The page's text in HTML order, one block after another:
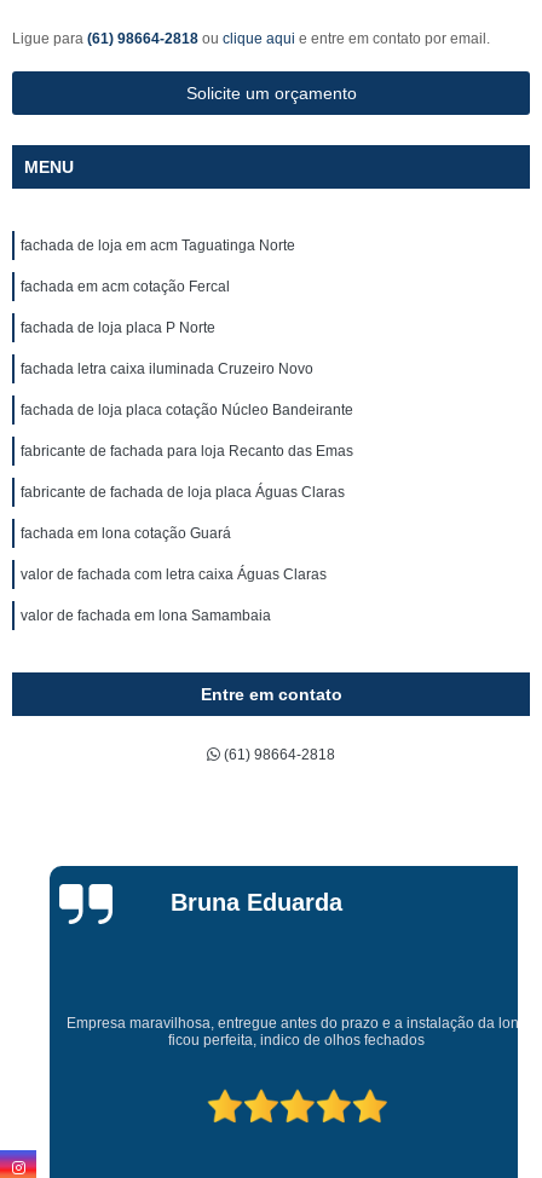
Ligue para (61) 98664-2818 ou clique aqui e entre em contato por email.
Solicite um orçamento
MENU
fachada de loja em acm Taguatinga Norte
fachada em acm cotação Fercal
fachada de loja placa P Norte
fachada letra caixa iluminada Cruzeiro Novo
fachada de loja placa cotação Núcleo Bandeirante
fabricante de fachada para loja Recanto das Emas
fabricante de fachada de loja placa Águas Claras
fachada em lona cotação Guará
valor de fachada com letra caixa Águas Claras
valor de fachada em lona Samambaia
Entre em contato
(61) 98664-2818
Bruna Eduarda
Empresa maravilhosa, entregue antes do prazo e a instalação da lona
ficou perfeita, indico de olhos fechados